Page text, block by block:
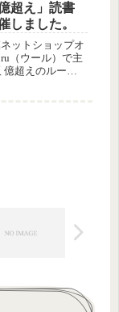
超え」読書
しました。
ットショップオ
（ウール）で主
億超えのルー